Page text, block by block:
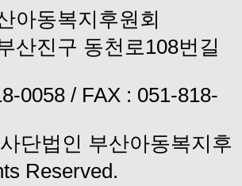
아동복지후원회
산진구 동천로108번길
0058 / FAX : 051-818-
단법인 부산아동복지후
Reserved.